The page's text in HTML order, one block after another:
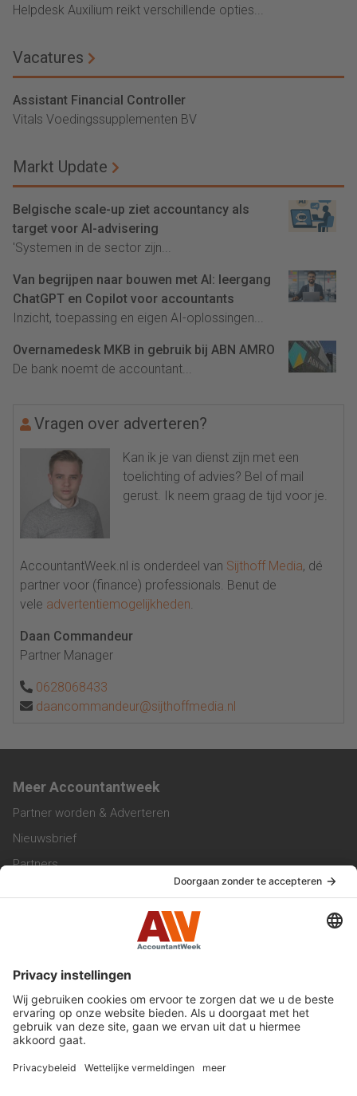
Helpdesk Auxilium reikt verschillende opties...
Vacatures
Assistant Financial Controller
Vitals Voedingssupplementen BV
Markt Update
Belgische scale-up ziet accountancy als
target voor AI-advisering
'Systemen in de sector zijn...
Van begrijpen naar bouwen met AI: leergang
ChatGPT en Copilot voor accountants
Inzicht, toepassing en eigen AI-oplossingen...
Overnamedesk MKB in gebruik bij ABN AMRO
De bank noemt de accountant...
Vragen over adverteren?
Kan ik je van dienst zijn met een
toelichting of advies? Bel of mail
gerust. Ik neem graag de tijd voor je.
AccountantWeek.nl is onderdeel van Sijthoff Media, dé
partner voor (finance) professionals. Benut de
vele advertentiemogelijkheden.
Daan Commandeur
Partner Manager
0628068433
daancommandeur@sijthoffmedia.nl
Meer Accountantweek
Partner worden & Adverteren
Nieuwsbrief
Partners
Werken bij ons
Privacy Statement
Algemene Voorwaarden
Privacyinstellingen